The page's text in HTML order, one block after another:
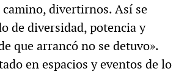
camino, divertirnos. Así se
de diversidad, potencia y
que arrancó no se detuvo».
en espacios y eventos de lo